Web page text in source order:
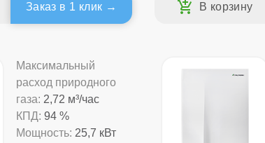
Заказ в 1 клик
Максимальный
расход природного
газа: 2,72 м³/час
КПД: 94 %
Мощность: 25,7 кВт